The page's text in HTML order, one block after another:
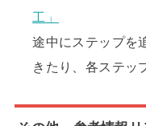
工」
途中にステップを
きたり、各ステッ